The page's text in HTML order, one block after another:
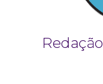
Redação